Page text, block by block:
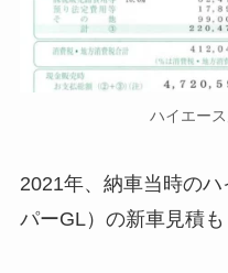
ハイエー
2021年、納車当時の
パーGL）の新車見積